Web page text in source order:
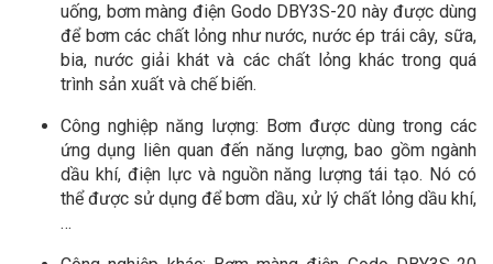
uống, bơm màng điện Godo DBY3S-20 này được dùng
để bơm các chất lỏng như nước, nước ép trái cây, sữa,
bia, nước giải khát và các chất lỏng khác trong quá
trình sản xuất và chế biến.
Công nghiệp năng lượng: Bơm được dùng trong các
ứng dụng liên quan đến năng lượng, bao gồm ngành
dầu khí, điện lực và nguồn năng lượng tái tạo. Nó có
thể được sử dụng để bơm dầu, xử lý chất lỏng dầu khí,
…